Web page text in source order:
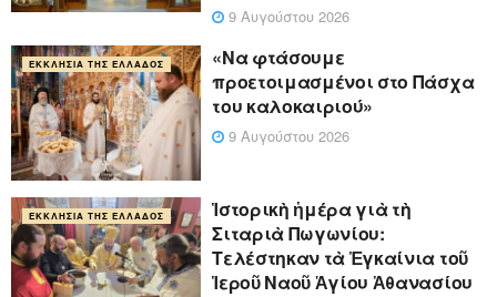
9 Αυγούστου 2026
ΕΚΚΛΗΣΊΑ ΤΗΣ ΕΛΛΆΔΟΣ
«Να φτάσουμε
προετοιμασμένοι στο Πάσχα
του καλοκαιριού»
9 Αυγούστου 2026
ΕΚΚΛΗΣΊΑ ΤΗΣ ΕΛΛΆΔΟΣ
Ἱστορικὴ ἡμέρα γιὰ τὴ
Σιταριὰ Πωγωνίου:
Τελέστηκαν τὰ Ἐγκαίνια τοῦ
Ἱεροῦ Ναοῦ Ἁγίου Ἀθανασίου